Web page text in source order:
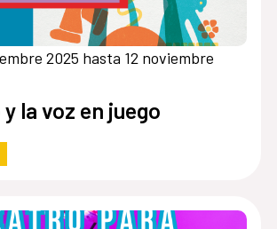
2025 hasta 12 noviembre
la voz en juego